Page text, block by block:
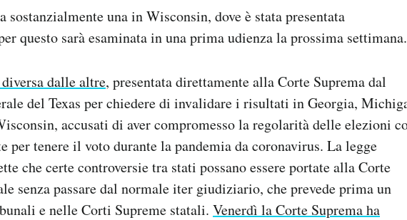
sostanzialmente una in Wisconsin, dove è stata presentata
questo sarà esaminata in una prima udienza la prossima settimana.
dalle altre, presentata direttamente alla Corte Suprema dal
del Texas per chiedere di invalidare i risultati in Georgia,
accusati di aver compromesso la regolarità delle elezioni
per tenere il voto durante la pandemia da coronavirus. La legge
che certe controversie tra stati possano essere portate alla Corte
senza passare dal normale iter giudiziario, che prevede prima un
e nelle Corti Supreme statali. Venerdì la Corte Suprema ha